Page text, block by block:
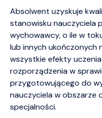
Absolwent uzyskuje
stanowisku nauczyciela
wychowawcy, o ile w
lub innych ukończonych
wszystkie efekty
rozporządzenia w
przygotowującego do
nauczyciela w obszarze
specjalności.